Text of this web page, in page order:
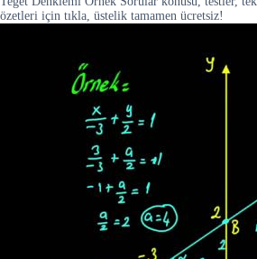
özetleri için tıkla, üstelik tamamen ücretsiz!